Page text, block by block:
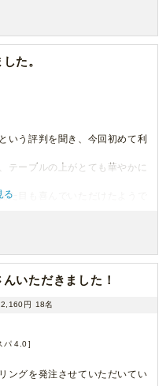
た。
いう評判を聞き、今回初めて利
テーブルの上がとても華やかに
た目も喜んでいただけたようで
。
る
いただきました！
円 18名
パ 4.0
ングを発注させていただいてい